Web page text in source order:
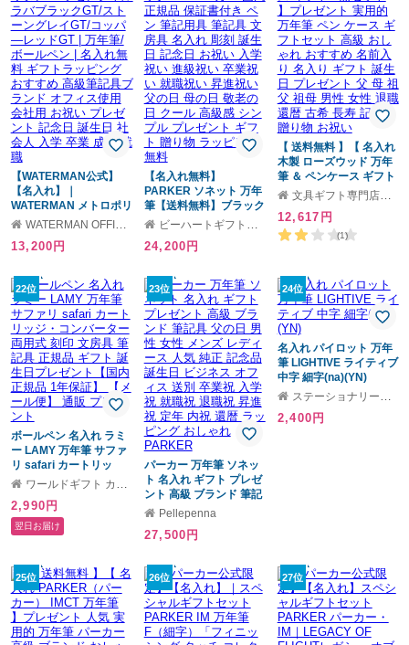
ト 贈り物 ラッピング無
料
【WATERMAN公式】
【名入れ】｜
WATERMAN メトロポリ
タン エッセンシャル ラ
グレイGT/コッパ―レッ
ン | 名入れ無料 ギフトラ
ッピング おすすめ 高級
筆記具ブランド オフィ
ス使用 会社用 お祝い プ
レゼント 記念日 誕生日
社会人 入学 卒業 成人 就
職
WATERMAN OFFICIAL SHOP
13,200円
【名入れ無料】
PARKER ソネット 万年
筆【送料無料】ブラック
FP パーカー 国内正規品
具 筆記具 文房具 名入れ
い 入学祝い 進級祝い 卒
業祝い 就職祝い 昇進祝
い 父の日 母の日 敬老の
日 クール 高級感 シンプ
ル プレゼント ギフト 贈
り物 ラッピング無料
ビーハートギフトモール店
24,200円
【 送料無料 】【 名入れ
木製 ローズウッド 万年
筆 ＆ ペンケース ギフト
2点セット 】プレゼント
ス ギフトセット 高級 お
しゃれ おすすめ 名前入
母 男性 女性 退職 還暦
古希 長寿 記念品 贈り物
お祝い
文具ギフト専門店 キザブン
12,617円
(1)
22位
ボールペン 名入れ ラミ
ー LAMY 万年筆 サファ
リ safari カートリッ
ジ・コンバーター両用式
品 ギフト 誕生日プレゼ
ント【国内正規品 1年保
証】 【メール便】 通販
ワールドギフト カヴァティーナ
2,990円
翌日お届け
23位
パーカー 万年筆 ソネッ
ト 名入れ ギフト プレゼ
ント 高級 ブランド 筆記
具 父の日 男性 女性 メン
記念品 誕生日 ビジネス
学祝 就職祝 退職祝 昇進
祝 定年 内祝 還暦 ラッピ
ング おしゃれ PARKER
Pellepenna
27,500円
24位
名入れ パイロット 万年
筆 LIGHTIVE ライティブ
中字 細字(na)(YN)
ステーショナリーグッズ ギフトモール店
2,400円
25位 26位 27位